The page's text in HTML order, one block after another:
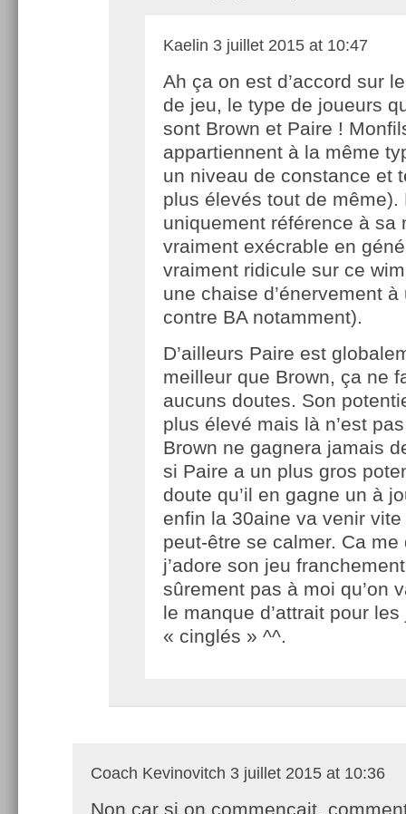
Kaelin 3 juillet 2015 at 10:47
Ah ça on est d’accord sur
de jeu, le type de joueurs
sont Brown et Paire !
appartiennent à la même
un niveau de constance et
plus élevés tout de même).
uniquement référence à sa
vraiment exécrable en
vraiment ridicule sur ce
une chaise d’énervement
contre BA notamment).
D’ailleurs Paire est
meilleur que Brown, ça ne
aucuns doutes. Son
plus élevé mais là n’est
Brown ne gagnera jamais
si Paire a un plus gros
doute qu’il en gagne un à
enfin la 30aine va venir
peut-être se calmer. Ca me
j’adore son jeu
sûrement pas à moi qu’on
le manque d’attrait pour
« cinglés » ^^.
Coach Kevinovitch 3 juillet 2015 at 10:36
Non car si on commencait,